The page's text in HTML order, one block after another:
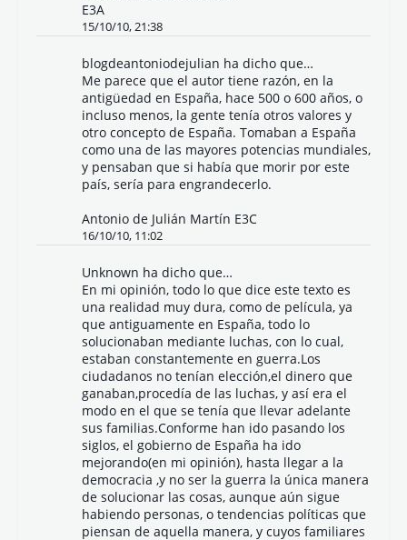
E3A
15/10/10, 21:38
blogdeantoniodejulian ha dicho que…
Me parece que el autor tiene razón, en la
antigüedad en España, hace 500 o 600 años, o
incluso menos, la gente tenía otros valores y
otro concepto de España. Tomaban a España
como una de las mayores potencias mundiales,
y pensaban que si había que morir por este
país, sería para engrandecerlo.
Antonio de Julián Martín E3C
16/10/10, 11:02
Unknown ha dicho que…
En mi opinión, todo lo que dice este texto es
una realidad muy dura, como de película, ya
que antiguamente en España, todo lo
solucionaban mediante luchas, con lo cual,
estaban constantemente en guerra.Los
ciudadanos no tenían elección,el dinero que
ganaban,procedía de las luchas, y así era el
modo en el que se tenía que llevar adelante
sus familias.Conforme han ido pasando los
siglos, el gobierno de España ha ido
mejorando(en mi opinión), hasta llegar a la
democracia ,y no ser la guerra la única manera
de solucionar las cosas, aunque aún sigue
habiendo personas, o tendencias políticas que
piensan de aquella manera, y cuyos familiares